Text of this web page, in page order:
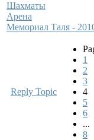
Шахматы
Арена
Мемориал Таля -
Reply Topic
1
2
3
4
5
6
...
8